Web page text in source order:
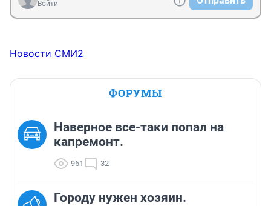
Войти
Новости СМИ2
ФОРУМЫ
Наверное все-таки попал на
капремонт.
961 32
Городу нужен хозяин.